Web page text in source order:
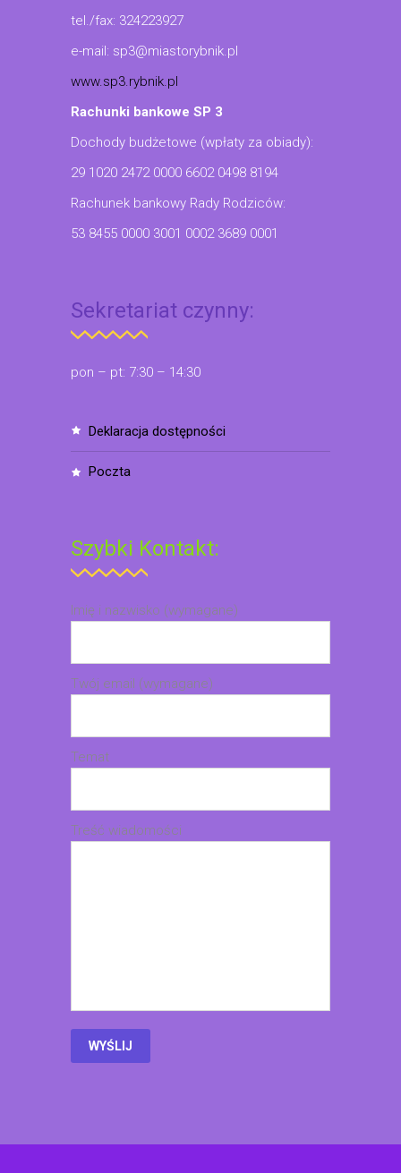
tel./fax: 324223927
e-mail: sp3@miastorybnik.pl
www.sp3.rybnik.pl
Rachunki bankowe SP 3
Dochody budżetowe (wpłaty za obiady):
29 1020 2472 0000 6602 0498 8194
Rachunek bankowy Rady Rodziców:
53 8455 0000 3001 0002 3689 0001
Sekretariat czynny:
pon – pt: 7:30 – 14:30
deklaracja dostępności
poczta
Szybki Kontakt:
Imię i nazwisko (wymagane)
Twój email (wymagane)
Temat
Treść wiadomości